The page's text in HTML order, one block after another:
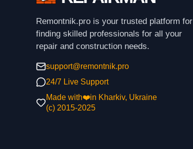
Remontnik.pro is your trusted platform for
finding skilled professionals for all your
repair and construction needs.
support@remontnik.pro
24/7 Live Support
Made with❤️in Kharkiv, Ukraine
(с) 2015-2025